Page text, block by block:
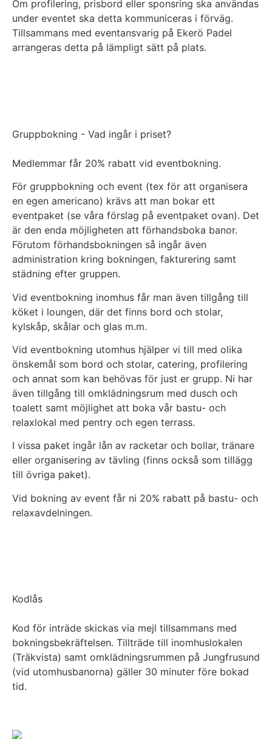
Om profilering, prisbord eller sponsring ska användas
under eventet ska detta kommuniceras i förväg.
Tillsammans med eventansvarig på Ekerö Padel
arrangeras detta på lämpligt sätt på plats.
Gruppbokning - Vad ingår i priset?
Medlemmar får 20% rabatt vid eventbokning.
För gruppbokning och event (tex för att organisera
en egen americano) krävs att man bokar ett
eventpaket (se våra förslag på eventpaket ovan). Det
är den enda möjligheten att förhandsboka banor.
Förutom förhandsbokningen så ingår även
administration kring bokningen, fakturering samt
städning efter gruppen.
Vid eventbokning inomhus får man även tillgång till
köket i loungen, där det finns bord och stolar,
kylskåp, skålar och glas m.m.
Vid eventbokning utomhus hjälper vi till med olika
önskemål som bord och stolar, catering, profilering
och annat som kan behövas för just er grupp. Ni har
även tillgång till omklädningsrum med dusch och
toalett samt möjlighet att boka vår bastu- och
relaxlokal med pentry och egen terrass.
I vissa paket ingår lån av racketar och bollar, tränare
eller organisering av tävling (finns också som tillägg
till övriga paket).
Vid bokning av event får ni 20% rabatt på bastu- och
relaxavdelningen.
Kodlås​
Kod för inträde skickas via mejl tillsammans med
bokningsbekräftelsen. Tillträde till inomhuslokalen
(Träkvista) samt omklädningsrummen på Jungfrusund
(vid utomhusbanorna) gäller 30 minuter före bokad
tid.